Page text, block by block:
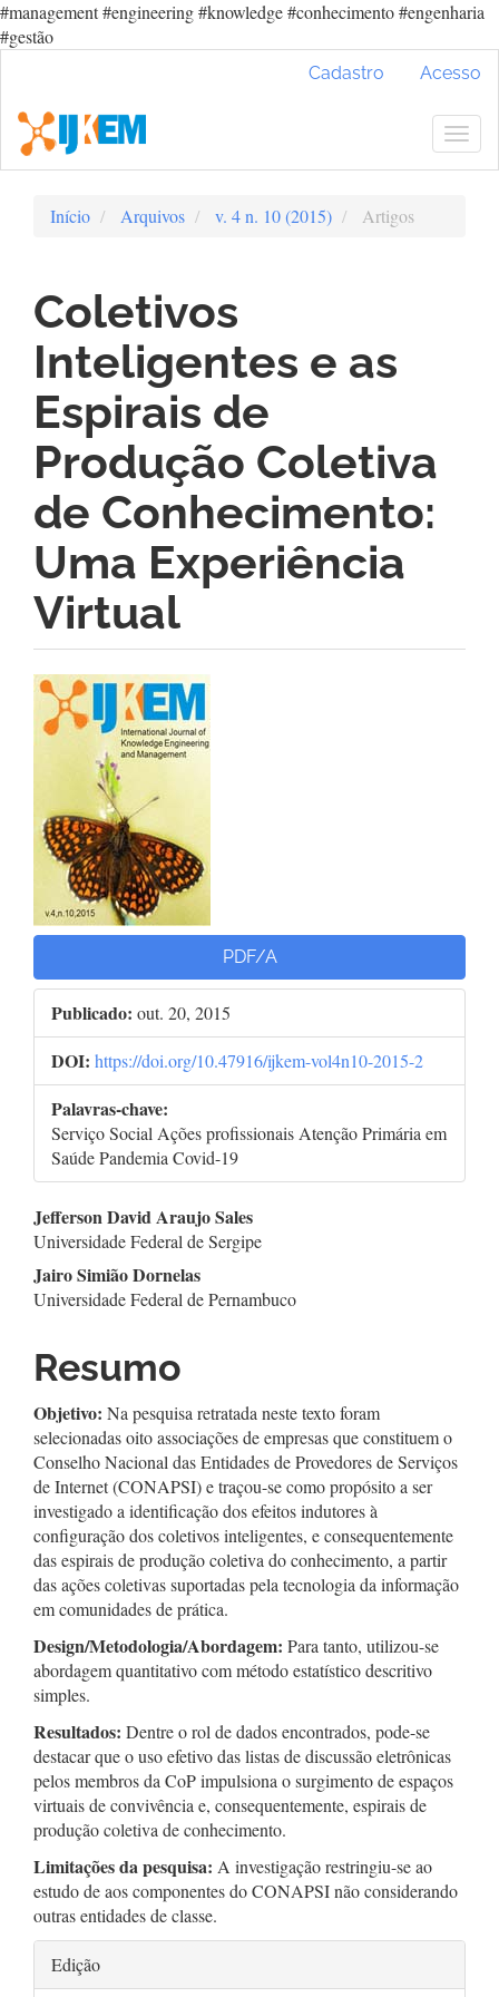
#management #engineering #knowledge #conhecimento #engenharia
#gestão
Conteúdo
principal
Barra
Cadastro Acesso
Início Arquivos v. 4 n. 10 (2015) Artigos
Coletivos
Inteligentes e as
Espirais de
Produção Coletiva
de Conhecimento:
Uma Experiência
Virtual
Barra
lateral
artigos
PDF/A
Publicado: out. 20, 2015
DOI: https://doi.org/10.47916/ijkem-vol4n10-2015-2
Palavras-chave:
Serviço Social Ações profissionais Atenção Primária em
Saúde Pandemia Covid-19
Conteúdo
do
artigo
principal
Jefferson David Araujo Sales
Universidade Federal de Sergipe
Jairo Simião Dornelas
Universidade Federal de Pernambuco
Resumo
Objetivo: Na pesquisa retratada neste texto foram
selecionadas oito associações de empresas que constituem o
Conselho Nacional das Entidades de Provedores de Serviços
de Internet (CONAPSI) e traçou-se como propósito a ser
investigado a identificação dos efeitos indutores à
configuração dos coletivos inteligentes, e consequentemente
das espirais de produção coletiva do conhecimento, a partir
das ações coletivas suportadas pela tecnologia da informação
em comunidades de prática.
Design/Metodologia/Abordagem: Para tanto, utilizou-se
abordagem quantitativo com método estatístico descritivo
simples.
Resultados: Dentre o rol de dados encontrados, pode-se
destacar que o uso efetivo das listas de discussão eletrônicas
pelos membros da CoP impulsiona o surgimento de espaços
virtuais de convivência e, consequentemente, espirais de
produção coletiva de conhecimento.
Limitações da pesquisa: A investigação restringiu-se ao
estudo de aos componentes do CONAPSI não considerando
outras entidades de classe.
Detalhes
Edição